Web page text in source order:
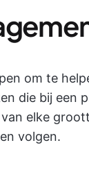
om te
die bij een
elke
volgen.